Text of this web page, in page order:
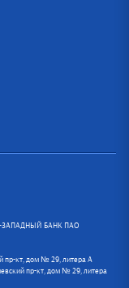
ЗАПАДНЫЙ БАНК ПАО
пр-кт, дом № 29, литера А
пр-кт, дом № 29, литера